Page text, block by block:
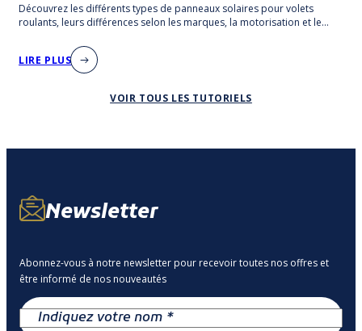
Découvrez les différents types de panneaux solaires pour volets
roulants, leurs différences selon les marques, la motorisation et le
LIRE PLUS
VOIR TOUS LES TUTORIELS
Newsletter
Abonnez-vous à notre newsletter pour recevoir toutes nos offres et
être informé de nos nouveautés